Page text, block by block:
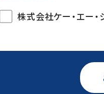
株式会社ケー・エー・